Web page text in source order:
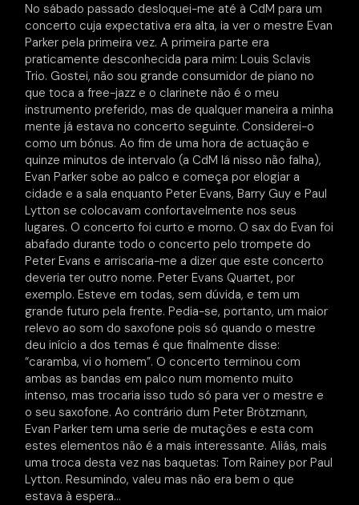
No sábado passado desloquei-me até à CdM para um
concerto cuja expectativa era alta, ia ver o mestre Evan
Parker pela primeira vez. A primeira parte era
praticamente desconhecida para mim: Louis Sclavis
Trio. Gostei, não sou grande consumidor de piano no
que toca a free-jazz e o clarinete não é o meu
instrumento preferido, mas de qualquer maneira a minha
mente já estava no concerto seguinte. Considerei-o
como um bónus. Ao fim de uma hora de actuação e
quinze minutos de intervalo (a CdM lá nisso não falha),
Evan Parker sobe ao palco e começa por elogiar a
cidade e a sala enquanto Peter Evans, Barry Guy e Paul
Lytton se colocavam confortavelmente nos seus
lugares. O concerto foi curto e morno. O sax do Evan foi
abafado durante todo o concerto pelo trompete do
Peter Evans e arriscaria-me a dizer que este concerto
deveria ter outro nome. Peter Evans Quartet, por
exemplo. Esteve em todas, sem dúvida, e tem um
grande futuro pela frente. Pedia-se, portanto, um maior
relevo ao som do saxofone pois só quando o mestre
deu início a dos temas é que finalmente disse:
“caramba, vi o homem”. O concerto terminou com
ambas as bandas em palco num momento muito
intenso, mas trocaria isso tudo só para ver o mestre e
o seu saxofone. Ao contrário dum Peter Brötzmann,
Evan Parker tem uma serie de mutações e esta com
estes elementos não é a mais interessante. Aliás, mais
uma troca desta vez nas baquetas: Tom Rainey por Paul
Lytton. Resumindo, valeu mas não era bem o que
estava à espera…